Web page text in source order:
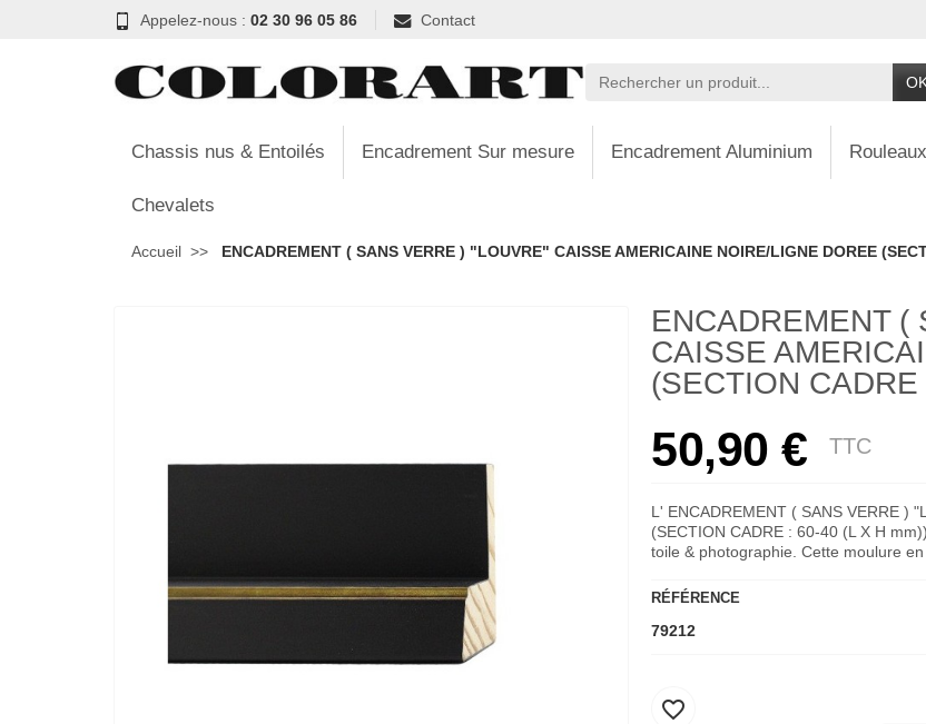
Appelez-nous : 02 30 96 05 86 Contact
Chassis nus & Entoilés Encadrement Sur mesure Encadrement Aluminium
Chevalets
Accueil ENCADREMENT ( SANS VERRE ) "LOUVRE" CAISSE AMERICAINE NOIRE/LIGNE DOREE
ENCADREMENT (
CAISSE
(SECTION
50,90 € TTC
L' ENCADREMENT ( SANS VERRE )
(SECTION CADRE : 60-40 (L X H
toile & photographie. Cette moulure
RÉFÉRENCE
79212
favorite_border